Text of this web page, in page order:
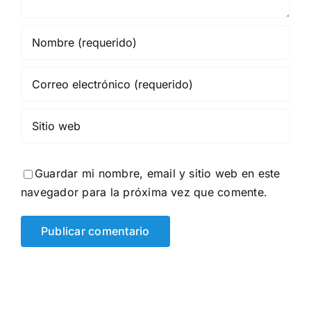
Guardar mi nombre, email y sitio web en este
navegador para la próxima vez que comente.